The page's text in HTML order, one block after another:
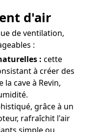
d'air
de ventilation,
:
: cette
à créer des
cave à Revin,
grâce à un
rafraîchit l'air